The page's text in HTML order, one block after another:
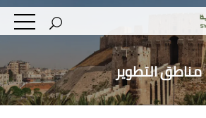
مناطق التطوير